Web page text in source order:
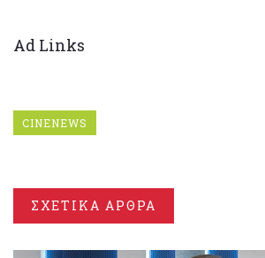
Ad Links
CINENEWS
ΣΧΕΤΙΚΑ ΑΡΘΡΑ